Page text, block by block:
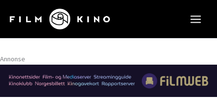
rett
innholdet
Annonse